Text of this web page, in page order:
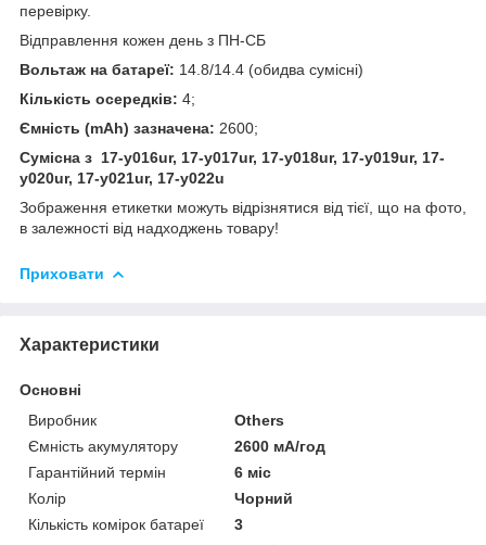
перевірку.
Відправлення кожен день з ПН-СБ
Вольтаж на батареї: 14.8/14.4 (обидва сумісні)
Кількість осередків: 4;
Ємність (mAh) зазначена: 2600;
Сумісна з 17-y016ur, 17-y017ur, 17-y018ur, 17-y019ur, 17-
y020ur, 17-y021ur, 17-y022u
Зображення етикетки можуть відрізнятися від тієї, що на фото,
в залежності від надходжень товару!
Приховати
Характеристики
Основні
Виробник
Others
Ємність акумулятору
2600 мА/год
Гарантійний термін
6 міс
Колір
Чорний
Кількість комірок батареї
3